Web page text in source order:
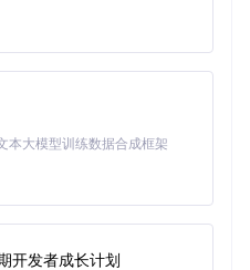
x2-1.0.safeten
upscaler-x2-1.0.safete
点，输入文本描述：
本大模型训练数据合成框架
开发者成长计划